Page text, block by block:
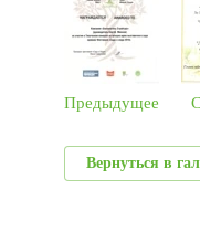
Предыдущее
Вернуться в